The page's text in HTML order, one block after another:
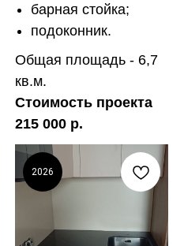
барная стойка;
подоконник.
Общая площадь - 6,7
кв.м.
Стоимость проекта
215 000 р.
2026